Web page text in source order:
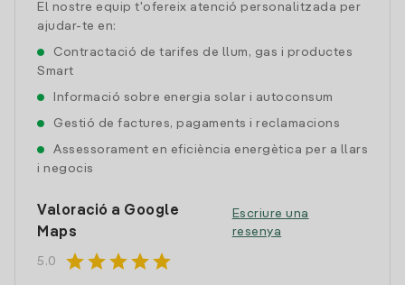
El nostre equip t'ofereix atenció personalitzada per
ajudar-te en:
Contractació de tarifes de llum, gas i productes
Smart
Informació sobre energia solar i autoconsum
Gestió de factures, pagaments i reclamacions
Assessorament en eficiència energètica per a llars
i negocis
Valoració a Google
Maps
5.0 starstarstarstarstar
Escriure una
resenya